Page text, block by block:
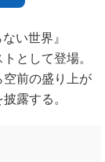
い世界』
として登場。
空前の盛り上が
露する。